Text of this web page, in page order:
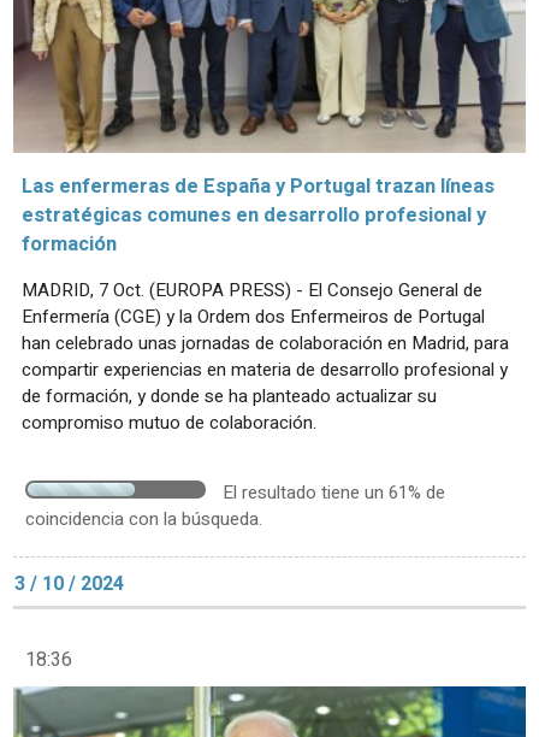
Las enfermeras de España y Portugal trazan líneas
estratégicas comunes en desarrollo profesional y
formación
MADRID, 7 Oct. (EUROPA PRESS) - El Consejo General de
Enfermería (CGE) y la Ordem dos Enfermeiros de Portugal
han celebrado unas jornadas de colaboración en Madrid, para
compartir experiencias en materia de desarrollo profesional y
de formación, y donde se ha planteado actualizar su
compromiso mutuo de colaboración.
El resultado tiene un 61% de
coincidencia con la búsqueda.
3 / 10 / 2024
18:36